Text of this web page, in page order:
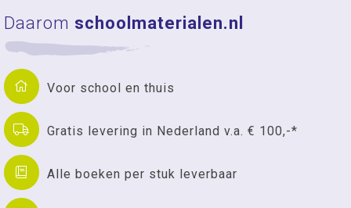
Daarom schoolmaterialen.nl
Voor school en thuis
Gratis levering in Nederland v.a. € 100,-*
Alle boeken per stuk leverbaar